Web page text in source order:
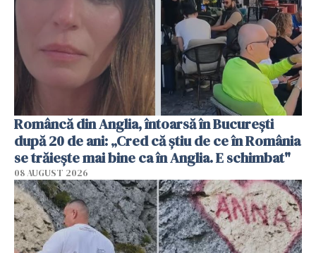
Româncă din Anglia, întoarsă în București
după 20 de ani: „Cred că știu de ce în România
se trăiește mai bine ca în Anglia. E schimbat"
08 AUGUST 2026